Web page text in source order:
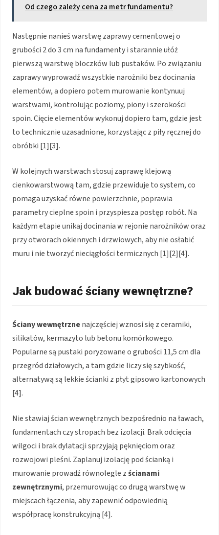
Od czego zależy cena za metr fundamentu?
Następnie nanieś warstwę zaprawy cementowej o
grubości 2 do 3 cm na fundamenty i starannie ułóż
pierwszą warstwę bloczków lub pustaków. Po związaniu
zaprawy wyprowadź wszystkie narożniki bez docinania
elementów, a dopiero potem murowanie kontynuuj
warstwami, kontrolując poziomy, piony i szerokości
spoin. Cięcie elementów wykonuj dopiero tam, gdzie jest
to technicznie uzasadnione, korzystając z piły ręcznej do
obróbki [1][3].
W kolejnych warstwach stosuj zaprawę klejową
cienkowarstwową tam, gdzie przewiduje to system, co
pomaga uzyskać równe powierzchnie, poprawia
parametry cieplne spoin i przyspiesza postęp robót. Na
każdym etapie unikaj docinania w rejonie narożników oraz
przy otworach okiennych i drzwiowych, aby nie osłabić
muru i nie tworzyć nieciągłości termicznych [1][2][4].
Jak budować ściany wewnętrzne?
Ściany wewnętrznenajczęściej wznosi się z ceramiki,
silikatów, kermazyto lub betonu komórkowego.
Popularne są pustaki poryzowane o grubości 11,5 cm dla
przegród działowych, a tam gdzie liczy się szybkość,
alternatywą są lekkie ścianki z płyt gipsowo kartonowych
[4].
Nie stawiaj ścian wewnętrznych bezpośrednio na ławach,
fundamentach czy stropach bez izolacji. Brak odcięcia
wilgoci i brak dylatacji sprzyjają pęknięciom oraz
rozwojowi pleśni. Zaplanuj izolację pod ścianką i
murowanie prowadź równolegle zścianami
zewnętrznymi, przemurowując co drugą warstwę w
miejscach łączenia, aby zapewnić odpowiednią
współpracę konstrukcyjną [4].